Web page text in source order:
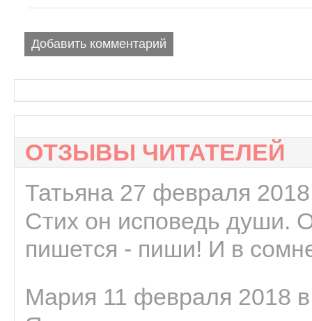
Добавить комментарий
ОТЗЫВЫ ЧИТАТЕЛЕЙ
Татьяна 27 февраля
Стих он исповедь души.
пишется - пиши! И в
Мария 11 февраля 2018